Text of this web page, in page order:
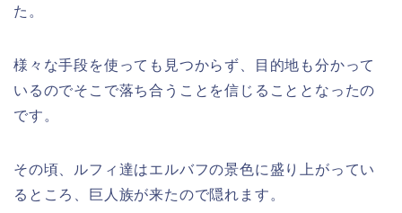
た。
様々な手段を使っても見つからず、目的地も分かって
いるのでそこで落ち合うことを信じることとなったの
です。
その頃、ルフィ達はエルバフの景色に盛り上がってい
るところ、巨人族が来たので隠れます。